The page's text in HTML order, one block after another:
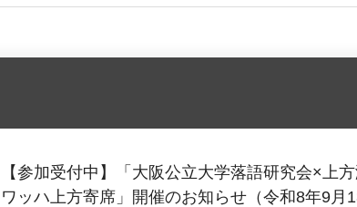
【参加受付中】「大阪公立大学落語研究会×上
ワッハ上方寄席」開催のお知らせ（令和8年9月